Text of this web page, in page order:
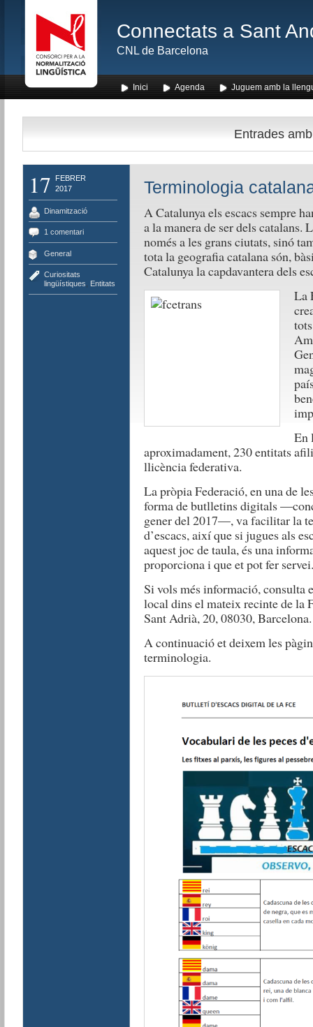
Connectats a Sant
CNL de Barcelona
Inici Agenda Juguem amb la
Entrades
17
FEBRER
2017
Dinamització
1 comentari
General
Curiositats
lingüístiques
Entitats
Terminologia
A Catalunya els escacs sempre
a la manera de ser dels catalans.
només a les grans ciutats, sinó
tota la geografia catalana són,
Catalunya la capdavantera dels
La
En
aproximadament, 230 entitats
llicència federativa.
La pròpia Federació, en una de
forma de butlletins digitals—
gener del 2017—,va facilitar la
d’escacs, així que si jugues als
aquest joc de taula, és una
proporciona i que et pot fer servei.
Si vols més informació, consulta
local dins el mateix recinte de la
Sant Adrià, 20, 08030, Barcelona.
A continuació et deixem les
terminologia.